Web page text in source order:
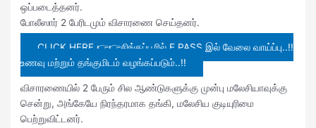
ஒப்படைத்தனர்.
போலீஸார் 2 பேரிடமும் விசாரணை செய்தனர்.
CLICK HERE 👉👉சிங்கப்பூரில் E PASS இல் வேலை வாய்ப்பு..!!
உணவு மற்றும் தங்குமிடம் வழங்கப்படும்..!!
விசாரணையில் 2 பேரும் சில ஆண்டுகளுக்கு முன்பு மலேசியாவுக்கு
சென்று, அங்கேயே நிரந்தரமாக தங்கி, மலேசிய குடியுரிமை
பெற்றுவிட்டனர்.